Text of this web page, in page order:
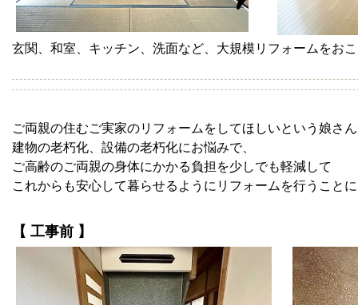
玄関、和室、キッチン、洗面など、大規模リフォームをお
ご両親の住むご実家のリフォームをしてほしいという娘さ
建物の老朽化、設備の老朽化にお悩みで、
ご高齢のご両親の身体にかかる負担を少しでも軽減して
これからも安心して暮らせるようにリフォームを行うこと
【 工事前 】